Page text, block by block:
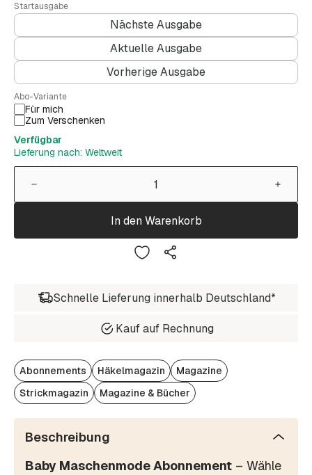
Startausgabe
Nächste Ausgabe
Aktuelle Ausgabe
Vorherige Ausgabe
Abo-Variante
Für mich
Zum Verschenken
Verfügbar
Lieferung nach: Weltweit
In den Warenkorb
Schnelle Lieferung innerhalb Deutschland*
Kauf auf Rechnung
Abonnements Häkelmagazin
Magazine
Strickmagazin
Magazine & Bücher
Beschreibung
Baby Maschenmode Abonnement – Wähle